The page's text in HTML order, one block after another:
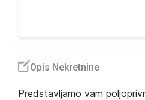
Opis Nekretnine
Predstavljamo vam